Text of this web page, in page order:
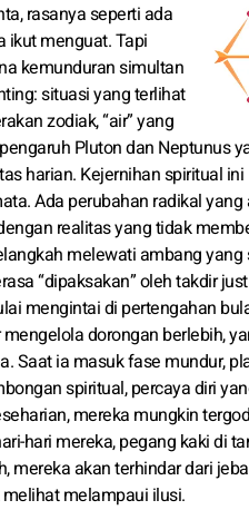
rasanya seperti ada
ikut menguat. Tapi
kemunduran simultan
situasi yang terlihat
zodiak, “air” yang
Pluton dan Neptunus
harian. Kejernihan spiritual ini
Ada perubahan radikal yang
realitas yang tidak
melewati ambang yang
“dipaksakan” oleh takdir
mengintai di pertengahan
dorongan berlebih,
Saat ia masuk fase mundur,
spiritual, percaya diri
mereka mungkin
hari mereka, pegang kaki di
mereka akan terhindar dari
melampaui ilusi.